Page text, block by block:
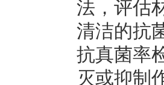
法，评估
清洁的抗
抗真菌率
灭或抑制